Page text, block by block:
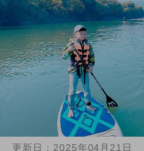
更新日： 2025年04月21日